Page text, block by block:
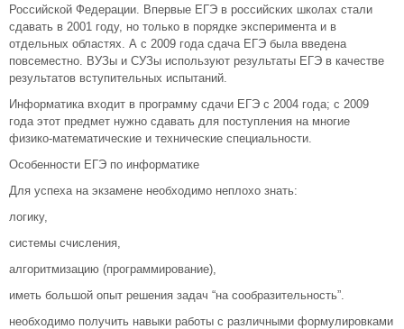
Российской Федерации. Впервые ЕГЭ в российских школах стали
сдавать в 2001 году, но только в порядке эксперимента и в
отдельных областях. А с 2009 года сдача ЕГЭ была введена
повсеместно. ВУЗы и СУЗы используют результаты ЕГЭ в качестве
результатов вступительных испытаний.
Информатика входит в программу сдачи ЕГЭ с 2004 года; с 2009
года этот предмет нужно сдавать для поступления на многие
физико-математические и технические специальности.
Особенности ЕГЭ по информатике
Для успеха на экзамене необходимо неплохо знать:
логику,
системы счисления,
алгоритмизацию (программирование),
иметь большой опыт решения задач “на сообразительность”.
необходимо получить навыки работы с различными формулировками